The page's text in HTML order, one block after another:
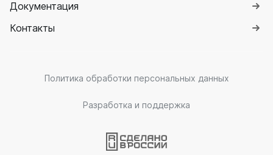
Документация
Контакты
Политика обработки персональных данных
Разработка и поддержка